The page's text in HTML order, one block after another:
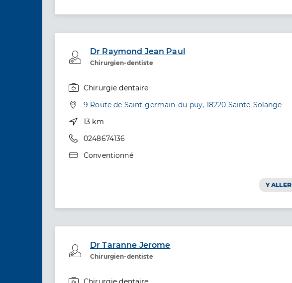
Dr Raymond Jean Paul
Chirurgien-dentiste
Professionel de santé
Chirurgie dentaire
Adresse
9 Route de Saint-germain-du-puy, 18220 Sainte-Solange
Distance
13 km
Téléphone
0248674136
Type de convention
Conventionné
Y ALLER
Dr Taranne Jerome
Chirurgien-dentiste
Professionel de santé